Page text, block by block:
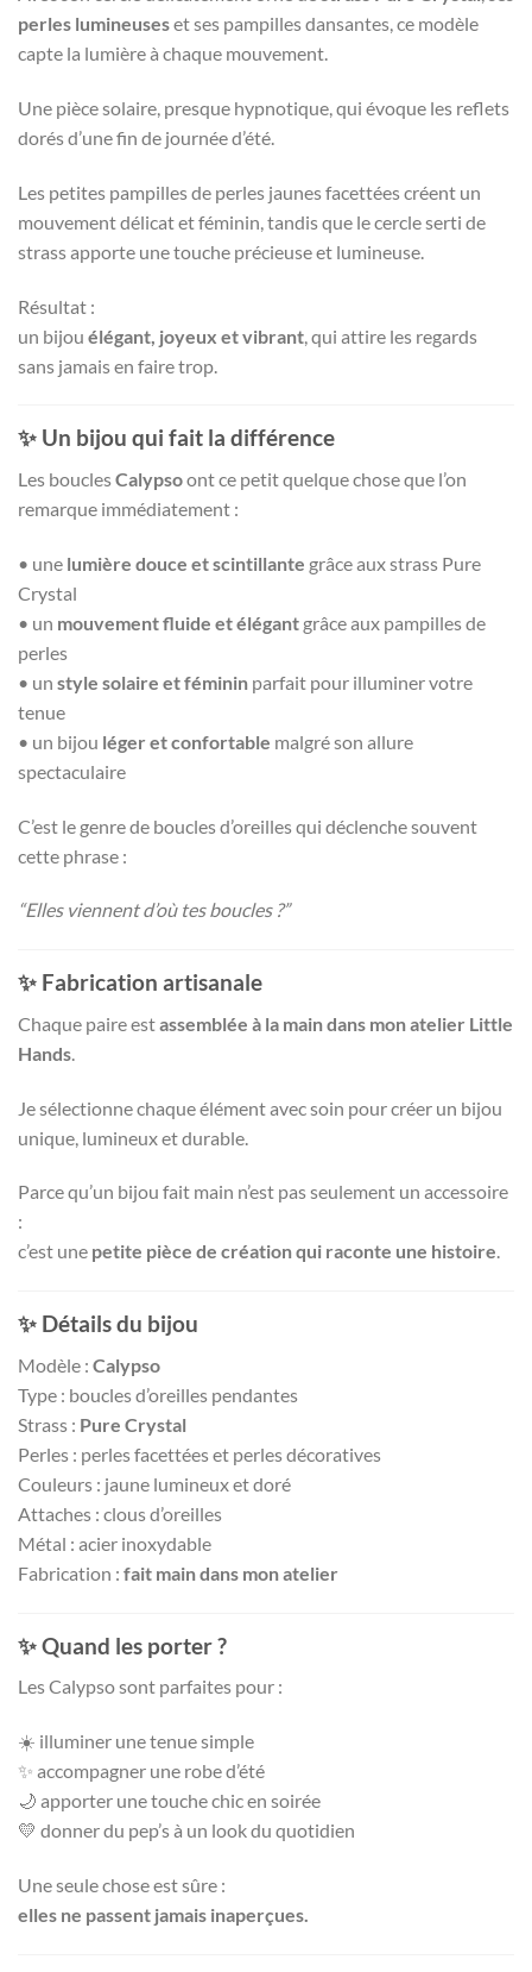
perles lumineuseset ses pampilles dansantes, ce modèle
capte la lumière à chaque mouvement.
Une pièce solaire, presque hypnotique, qui évoque les reflets
dorés d’une fin de journée d’été.
Les petites pampilles de perles jaunes facettées créent un
mouvement délicat et féminin, tandis que le cercle serti de
strass apporte une touche précieuse et lumineuse.
Résultat :
un bijou élégant, joyeux et vibrant , qui attire les regards
sans jamais en faire trop.
✨ Un bijou qui fait la différence
Les bouclesCalypsoont ce petit quelque chose que l’on
remarque immédiatement :
• une lumière douce et scintillante grâce aux strass Pure
Crystal
• un mouvement fluide et élégant grâce aux pampilles de
perles
• un style solaire et féminin parfait pour illuminer votre
tenue
• un bijou léger et confortable malgré son allure
spectaculaire
C’est le genre de boucles d’oreilles qui déclenche souvent
cette phrase :
“Elles viennent d’où tes boucles ?”
✨ Fabrication artisanale
Chaque paire estassemblée à la main dans mon atelier Little
Hands.
Je sélectionne chaque élément avec soin pour créer un bijou
unique, lumineux et durable.
Parce qu’un bijou fait main n’est pas seulement un accessoire
:
c’est une petite pièce de création qui raconte une histoire.
✨ Détails du bijou
Modèle : Calypso
Type : boucles d’oreilles pendantes
Strass : Pure Crystal
Perles : perles facettées et perles décoratives
Couleurs : jaune lumineux et doré
Attaches : clous d’oreilles
Métal : acier inoxydable
Fabrication : fait main dans mon atelier
✨ Quand les porter ?
Les Calypso sont parfaites pour :
☀️ illuminer une tenue simple
✨ accompagner une robe d’été
🌙 apporter une touche chic en soirée
💛 donner du pep’s à un look du quotidien
Une seule chose est sûre :
elles ne passent jamais inaperçues.